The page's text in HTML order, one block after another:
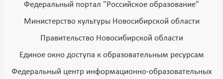
Федеральный портал "Российское образование"
Министерство культуры Новосибирской области
Правительство Новосибирской области
Единое окно доступа к образовательным ресурсам
Федеральный центр информационно-образовательных